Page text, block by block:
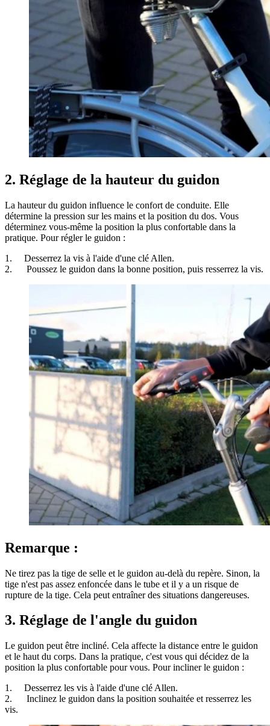
2. Réglage de la hauteur du guidon
La hauteur du guidon influence le confort de conduite. Elle
détermine la pression sur les mains et la position du dos. Vous
déterminez vous-même la position la plus confortable dans la
pratique. Pour régler le guidon :
1. Desserrez la vis à l'aide d'une clé Allen.
2. Poussez le guidon dans la bonne position, puis resserrez la vis.
Remarque :
Ne tirez pas la tige de selle et le guidon au-delà du repère. Sinon, la
tige n'est pas assez enfoncée dans le tube et il y a un risque de
rupture de la tige. Cela peut entraîner des situations dangereuses.
3. Réglage de l'angle du guidon
Le guidon peut être incliné. Cela affecte la distance entre le guidon
et le haut du corps. Dans la pratique, c'est vous qui décidez de la
position la plus confortable pour vous. Pour incliner le guidon :
1. Desserrez les vis à l'aide d'une clé Allen.
2. Inclinez le guidon dans la position souhaitée et resserrez les
vis.